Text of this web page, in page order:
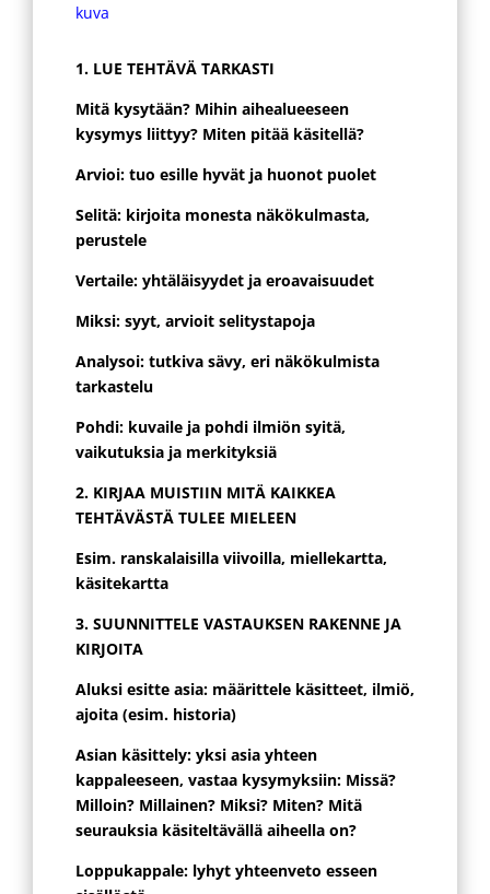
kuva
1. LUE TEHTÄVÄ TARKASTI
Mitä kysytään? Mihin aihealueeseen
kysymys liittyy? Miten pitää käsitellä?
Arvioi: tuo esille hyvät ja huonot puolet
Selitä: kirjoita monesta näkökulmasta,
perustele
Vertaile: yhtäläisyydet ja eroavaisuudet
Miksi: syyt, arvioit selitystapoja
Analysoi: tutkiva sävy, eri näkökulmista
tarkastelu
Pohdi: kuvaile ja pohdi ilmiön syitä,
vaikutuksia ja merkityksiä
2. KIRJAA MUISTIIN MITÄ KAIKKEA
TEHTÄVÄSTÄ TULEE MIELEEN
Esim. ranskalaisilla viivoilla, miellekartta,
käsitekartta
3. SUUNNITTELE VASTAUKSEN RAKENNE JA
KIRJOITA
Aluksi esitte asia: määrittele käsitteet, ilmiö,
ajoita (esim. historia)
Asian käsittely: yksi asia yhteen
kappaleeseen, vastaa kysymyksiin: Missä?
Milloin? Millainen? Miksi? Miten? Mitä
seurauksia käsiteltävällä aiheella on?
Loppukappale: lyhyt yhteenveto esseen